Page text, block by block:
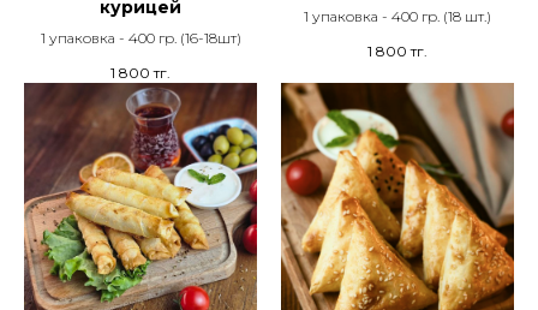
курицей
1 упаковка - 400 гр. (16-18шт)
1 800 тг.
1 упаковка - 400 гр. (18 шт.)
1 800 тг.